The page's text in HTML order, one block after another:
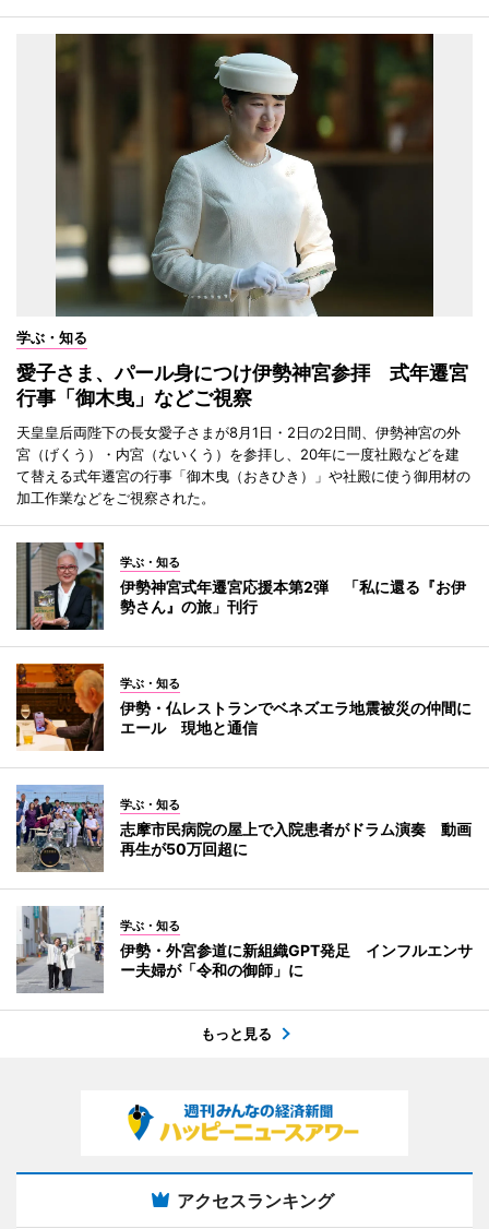
学ぶ・知る
愛子さま、パール身につけ伊勢神宮参拝 式年遷宮
行事「御木曳」などご視察
天皇皇后両陛下の長女愛子さまが8月1日・2日の2日間、伊勢神宮の外
宮（げくう）・内宮（ないくう）を参拝し、20年に一度社殿などを建
て替える式年遷宮の行事「御木曳（おきひき）」や社殿に使う御用材の
加工作業などをご視察された。
学ぶ・知る
伊勢神宮式年遷宮応援本第2弾 「私に還る『お伊
勢さん』の旅」刊行
学ぶ・知る
伊勢・仏レストランでベネズエラ地震被災の仲間に
エール 現地と通信
学ぶ・知る
志摩市民病院の屋上で入院患者がドラム演奏 動画
再生が50万回超に
学ぶ・知る
伊勢・外宮参道に新組織GPT発足 インフルエンサ
ー夫婦が「令和の御師」に
もっと見る
アクセスランキング